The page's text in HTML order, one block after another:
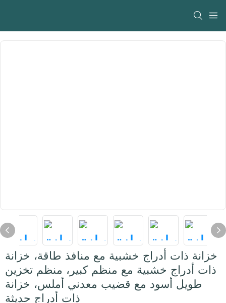
خزانة ذات أدراج خشبية مع منافذ طاقة، خزانة
ذات أدراج خشبية مع منظم كبير، منظم تخزين
طويل أسود مع قضيب معدني أملس، خزانة
ذات أدراج حديثة